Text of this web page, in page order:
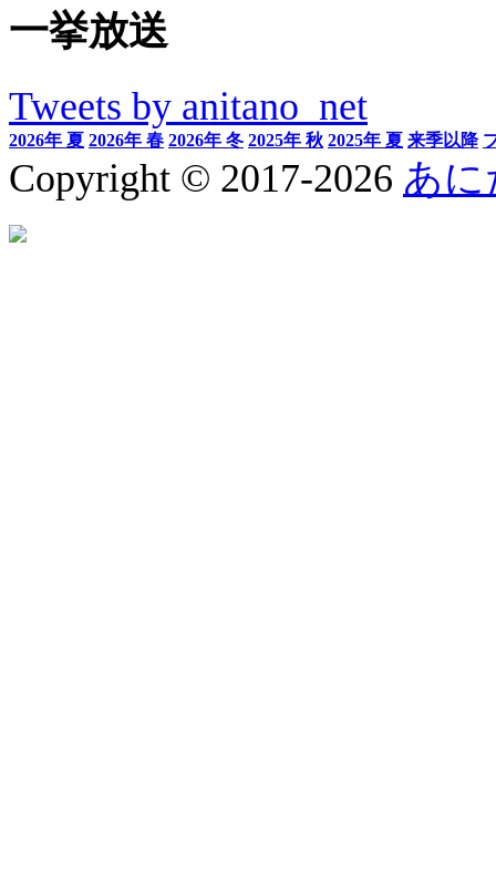
一挙放送
Tweets by anitano_net
2026年 夏 2026年 春 2026年 冬 2025年 秋 2025年 夏 来季以降
Copyright © 2017-2026 あに